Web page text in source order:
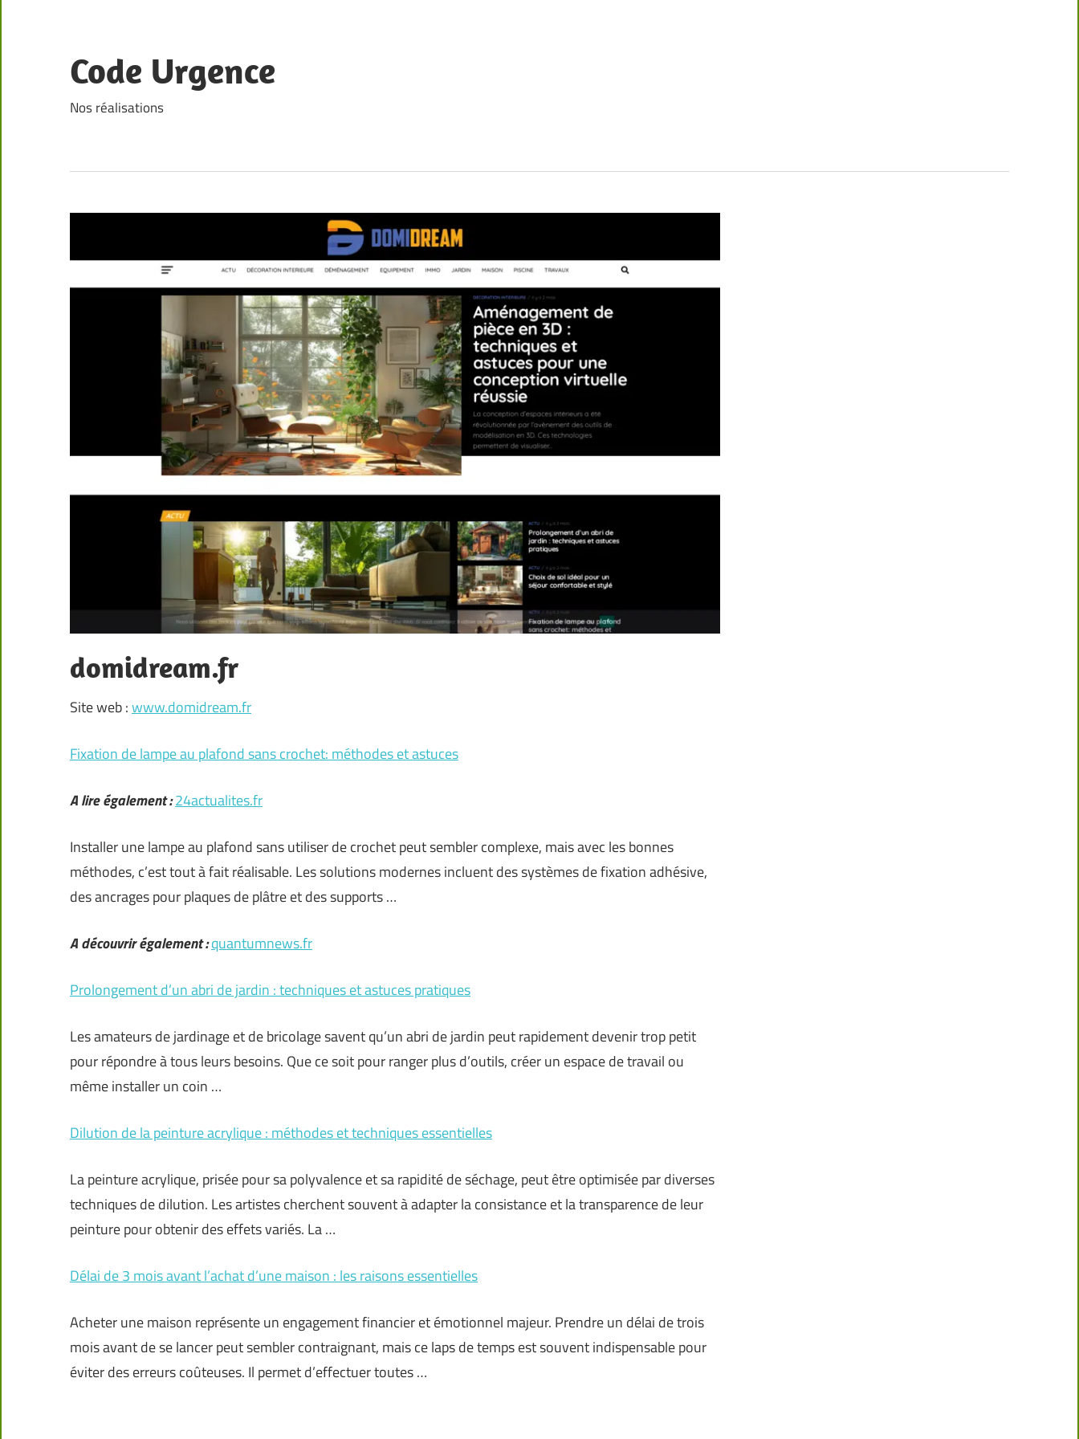
content
Code Urgence
Nos réalisations
domidream.fr
Site web :www.domidream.fr
Fixation de lampe au plafond sans crochet: méthodes et astuces
A lire également :24actualites.fr
Installer une lampe au plafond sans utiliser de crochet peut sembler complexe, mais avec les bonnes
méthodes, c’est tout à fait réalisable. Les solutions modernes incluent des systèmes de fixation adhésive,
des ancrages pour plaques de plâtre et des supports …
A découvrir également :quantumnews.fr
Prolongement d’un abri de jardin : techniques et astuces pratiques
Les amateurs de jardinage et de bricolage savent qu’un abri de jardin peut rapidement devenir trop petit
pour répondre à tous leurs besoins. Que ce soit pour ranger plus d’outils, créer un espace de travail ou
même installer un coin …
Dilution de la peinture acrylique : méthodes et techniques essentielles
La peinture acrylique, prisée pour sa polyvalence et sa rapidité de séchage, peut être optimisée par diverses
techniques de dilution. Les artistes cherchent souvent à adapter la consistance et la transparence de leur
peinture pour obtenir des effets variés. La …
Délai de 3 mois avant l’achat d’une maison : les raisons essentielles
Acheter une maison représente un engagement financier et émotionnel majeur. Prendre un délai de trois
mois avant de se lancer peut sembler contraignant, mais ce laps de temps est souvent indispensable pour
éviter des erreurs coûteuses. Il permet d’effectuer toutes …